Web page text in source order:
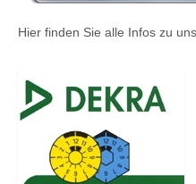
Hier finden Sie alle Infos zu